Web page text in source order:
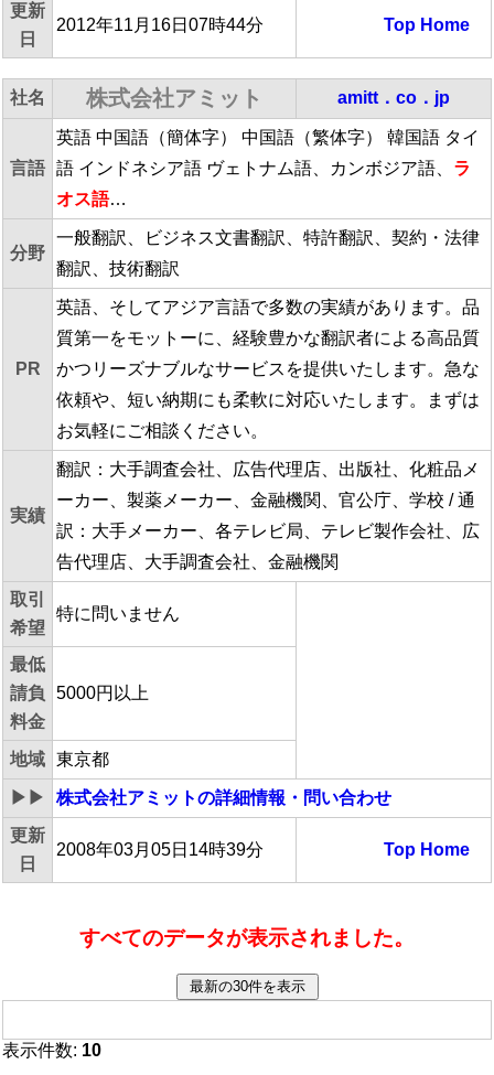
更新
日
2012年11月16日07時44分 Top Home
社名 株式会社アミット amitt．co．jp
言語
英語 中国語（簡体字） 中国語（繁体字） 韓国語 タイ
語 インドネシア語 ヴェトナム語、カンボジア語、 ラ
オス語…
分野
一般翻訳、ビジネス文書翻訳、特許翻訳、契約・法律
翻訳、技術翻訳
PR
英語、そしてアジア言語で多数の実績があります。品
質第一をモットーに、経験豊かな翻訳者による高品質
かつリーズナブルなサービスを提供いたします。急な
依頼や、短い納期にも柔軟に対応いたします。まずは
お気軽にご相談ください。
実績
翻訳：大手調査会社、広告代理店、出版社、化粧品メ
ーカー、製薬メーカー、金融機関、官公庁、学校 / 通
訳：大手メーカー、各テレビ局、テレビ製作会社、広
告代理店、大手調査会社、金融機関
取引
希望
特に問いません
最低
請負
料金
5000円以上
地域 東京都
▶▶ 株式会社アミットの詳細情報・問い合わせ
更新
日
2008年03月05日14時39分 Top Home
すべてのデータが表示されました。
表示件数: 10